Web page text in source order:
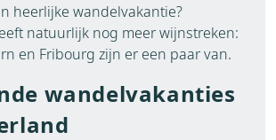
heerlijke wandelvakantie?
natuurlijk nog meer wijnstreken:
en Fribourg zijn er een paar van.
wandelvakanties